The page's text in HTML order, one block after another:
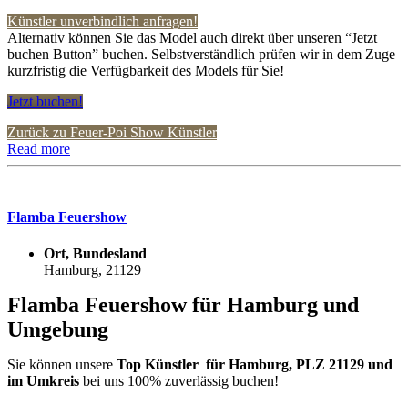
Künstler unverbindlich anfragen!
Alternativ können Sie das Model auch direkt über unseren “Jetzt
buchen Button” buchen. Selbstverständlich prüfen wir in dem Zuge
kurzfristig die Verfügbarkeit des Models für Sie!
Jetzt buchen!
Zurück zu Feuer-Poi Show Künstler
Read more
Flamba Feuershow
Ort, Bundesland
Hamburg, 21129
Flamba Feuershow für Hamburg und
Umgebung
Sie können unsere Top Künstler für Hamburg, PLZ 21129 und
im Umkreis bei uns 100% zuverlässig buchen!